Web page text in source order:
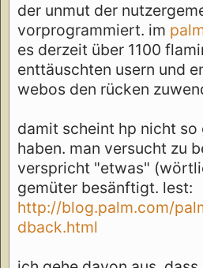
der unmut der
vorprogrammiert. im
es derzeit über 1100
enttäuschten usern und
webos den rücken
damit scheint hp nicht so
haben. man versucht zu
verspricht "etwas"
gemüter besänftigt. lest:
http://blog.palm.com/
dback.html